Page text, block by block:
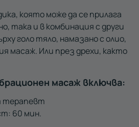
която може да се прилага
така и в комбинация с други
голо тяло, намазано с олио,
масаж. Или през дрехи, както
масаж включва:
терапевт
60 мин.